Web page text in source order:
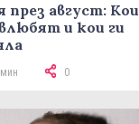
август: Кои
и кои ги
0